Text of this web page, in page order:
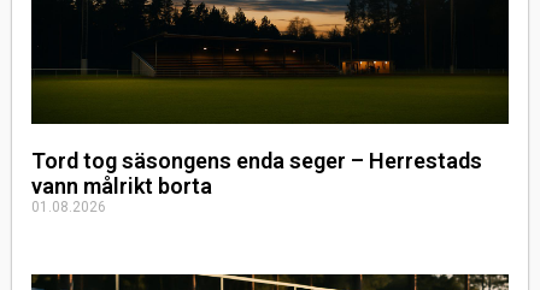
Tord tog säsongens enda seger – Herrestads
vann målrikt borta
01.08.2026